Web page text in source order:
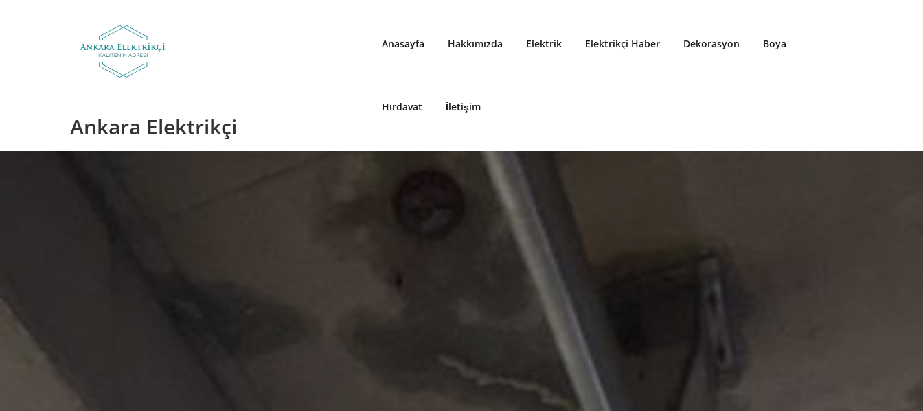
Ankara Elektrikçi
Anasayfa Hakkımızda Elektrik Elektrikçi Haber Dekorasyon Boya
Hırdavat İletişim